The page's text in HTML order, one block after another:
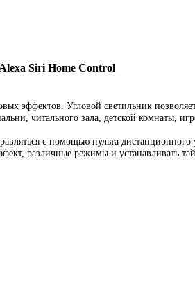
Siri Home Control
эффектов. Угловой светильник
читального зала, детской комнаты,
с помощью пульта
различные режимы и устанавливать